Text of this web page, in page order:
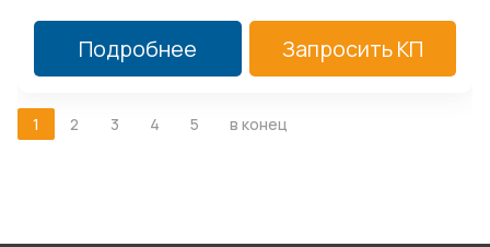
Подробнее Запросить КП
1 2 3 4 5 в конец